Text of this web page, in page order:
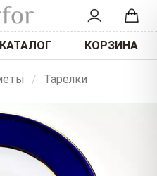
КОРЗИНА
/ Тарелки